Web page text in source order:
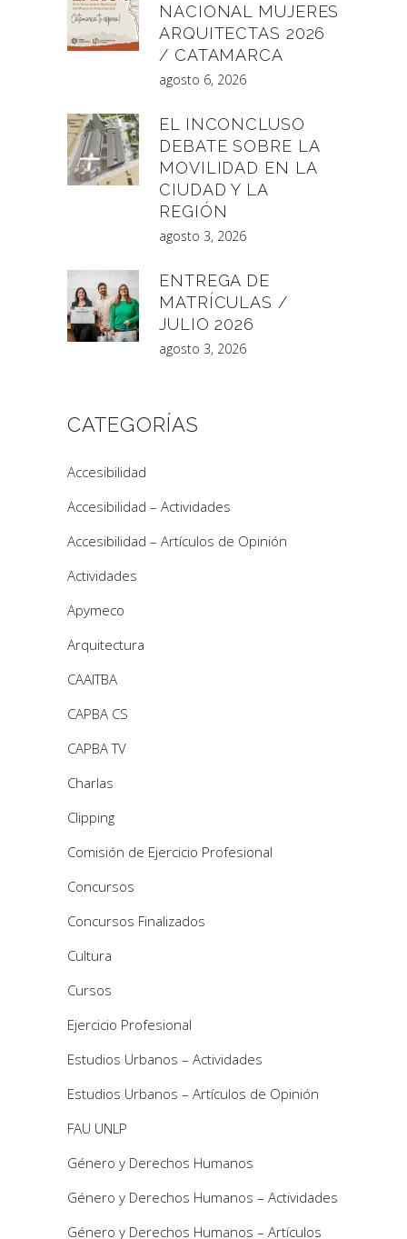
NACIONAL MUJERES
ARQUITECTAS 2026
/ CATAMARCA
agosto 6, 2026
EL INCONCLUSO
DEBATE SOBRE LA
MOVILIDAD EN LA
CIUDAD Y LA
REGIÓN
agosto 3, 2026
ENTREGA DE
MATRÍCULAS /
JULIO 2026
agosto 3, 2026
CATEGORÍAS
Accesibilidad
Accesibilidad – Actividades
Accesibilidad – Artículos de Opinión
Actividades
Apymeco
Arquitectura
CAAITBA
CAPBA CS
CAPBA TV
Charlas
Clipping
Comisión de Ejercicio Profesional
Concursos
Concursos Finalizados
Cultura
Cursos
Ejercicio Profesional
Estudios Urbanos – Actividades
Estudios Urbanos – Artículos de Opinión
FAU UNLP
Género y Derechos Humanos
Género y Derechos Humanos – Actividades
Género y Derechos Humanos – Artículos